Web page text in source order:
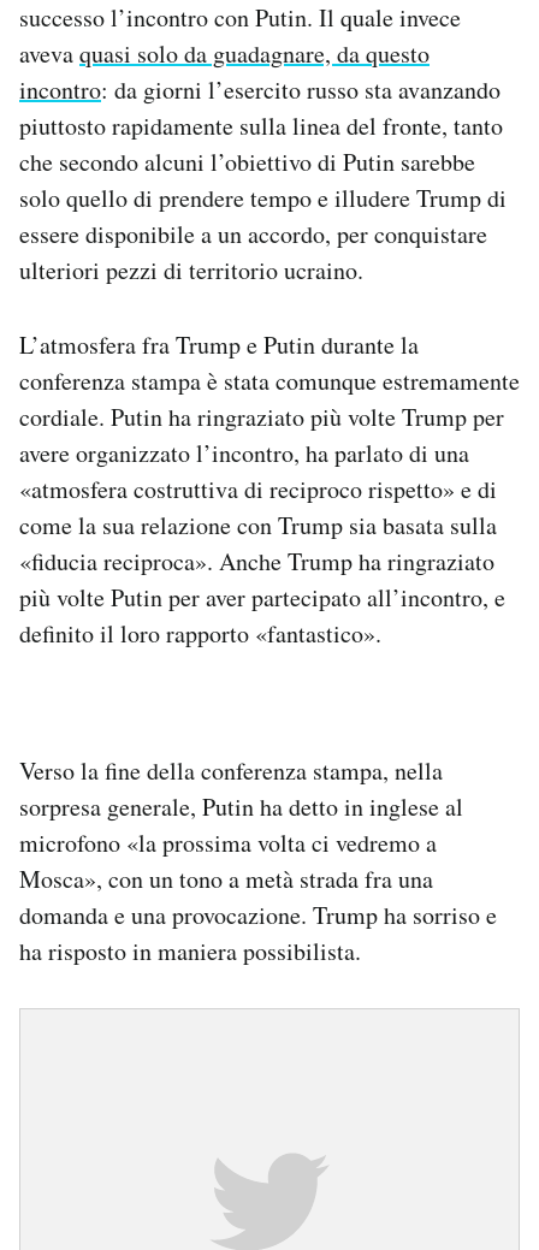
successo l’incontro con Putin. Il quale invece
avevaquasi solo da guadagnare, da questo
incontro: da giorni l’esercito russo sta avanzando
piuttosto rapidamente sulla linea del fronte, tanto
che secondo alcuni l’obiettivo di Putin sarebbe
solo quello di prendere tempo e illudere Trump di
essere disponibile a un accordo, per conquistare
ulteriori pezzi di territorio ucraino.
L’atmosfera fra Trump e Putin durante la
conferenza stampa è stata comunque estremamente
cordiale. Putin ha ringraziato più volte Trump per
avere organizzato l’incontro, ha parlato di una
«atmosfera costruttiva di reciproco rispetto» e di
come la sua relazione con Trump sia basata sulla
«fiducia reciproca». Anche Trump ha ringraziato
più volte Putin per aver partecipato all’incontro, e
definito il loro rapporto «fantastico».
Verso la fine della conferenza stampa, nella
sorpresa generale, Putin ha detto in inglese al
microfono «la prossima volta ci vedremo a
Mosca», con un tono a metà strada fra una
domanda e una provocazione. Trump ha sorriso e
ha risposto in maniera possibilista.